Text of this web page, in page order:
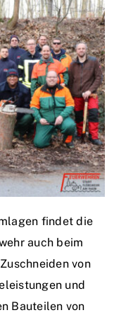
findet die
auch beim
von
und
Bauteilen von